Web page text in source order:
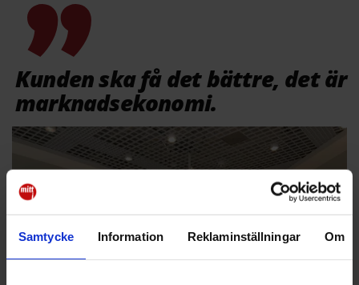
Samtycke Information Reklaminställningar Om
Kunden ska få det bättre, det är
marknadsekonomi.